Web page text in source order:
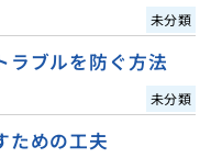
未分類
ラブルを防ぐ方法
未分類
ための工夫